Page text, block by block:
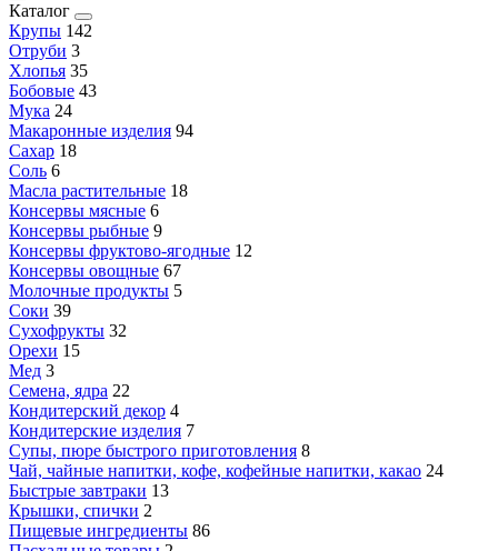
Каталог
Крупы 142
Отруби 3
Хлопья 35
Бобовые 43
Мука 24
Макаронные изделия 94
Сахар 18
Соль 6
Масла растительные 18
Консервы мясные 6
Консервы рыбные 9
Консервы фруктово-ягодные 12
Консервы овощные 67
Молочные продукты 5
Соки 39
Сухофрукты 32
Орехи 15
Мед 3
Семена, ядра 22
Кондитерский декор 4
Кондитерские изделия 7
Супы, пюре быстрого приготовления 8
Чай, чайные напитки, кофе, кофейные напитки, какао 24
Быстрые завтраки 13
Крышки, спички 2
Пищевые ингредиенты 86